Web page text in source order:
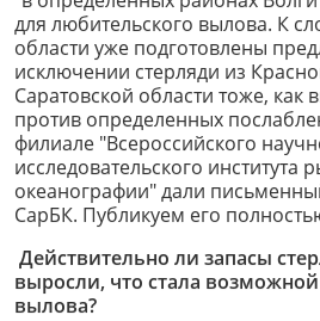
для любительского вылова. К
области уже подготовлены
исключении стерляди из
Саратовской области тоже, как
против определенных
филиале "Всероссийского
исследовательского института
океанографии" дали
СарБК. Публикуем его
Действительно ли запасы
выросли, что стала
вылова?